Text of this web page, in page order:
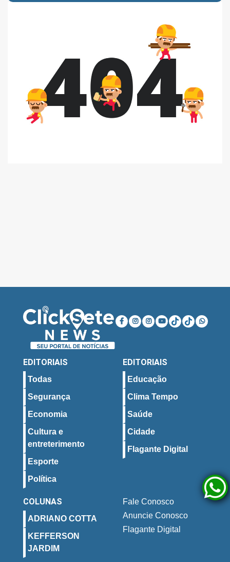
EDITORIAIS
Todas
Segurança
Economia
Cultura e
entreterimento
Esporte
Política
EDITORIAIS
Educação
Clima Tempo
Saúde
Cidade
Flagante Digital
COLUNAS
ADRIANO COTTA
KEFFERSON
JARDIM
Fale Conosco
Anuncie Conosco
Flagante Digital